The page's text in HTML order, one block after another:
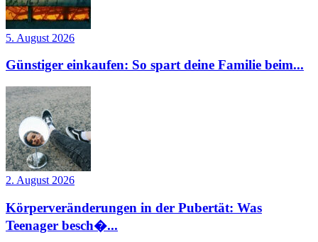
5. August 2026
Günstiger einkaufen: So spart deine Familie beim...
2. August 2026
Körperveränderungen in der Pubertät: Was
Teenager besch�...